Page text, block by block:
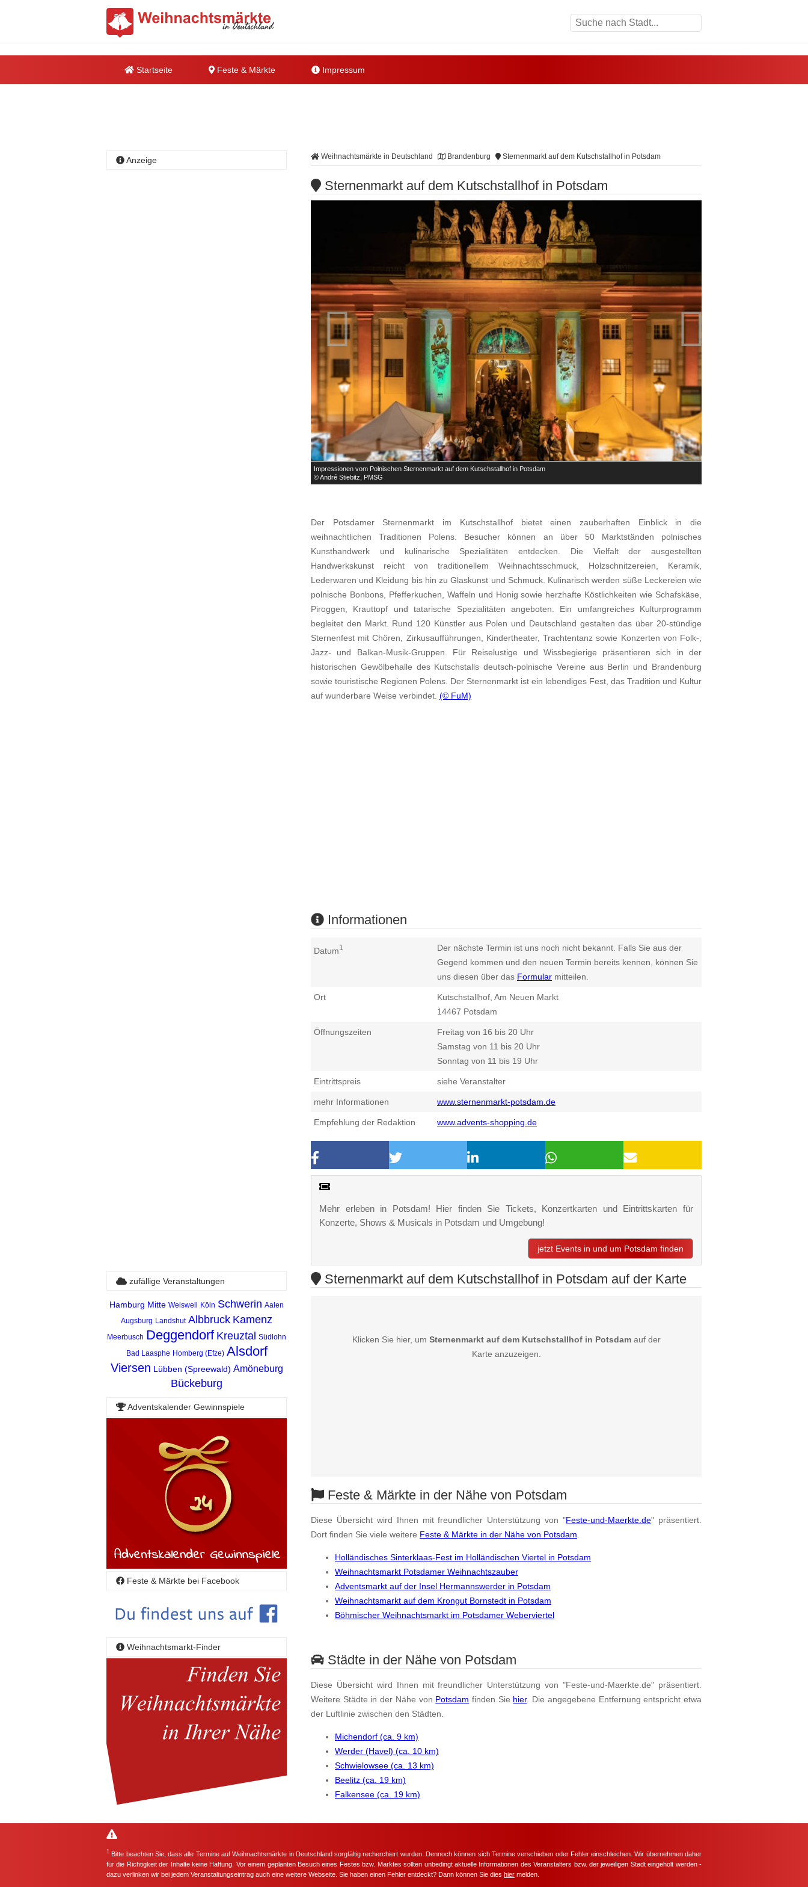
Startseite Feste & Märkte Impressum
Weihnachtsmärkte in Deutschland Brandenburg Sternenmarkt auf dem Kutschstallhof in Potsdam
Sternenmarkt auf dem Kutschstallhof in Potsdam
Impressionen vom Polnischen Sternenmarkt auf dem Kutschstallhof in Potsdam
© André Stiebitz, PMSG
 
Der Potsdamer Sternenmarkt im Kutschstallhof bietet einen zauberhaften Einblick in die
weihnachtlichen Traditionen Polens. Besucher können an über 50 Marktständen polnisches
Kunsthandwerk und kulinarische Spezialitäten entdecken. Die Vielfalt der ausgestellten
Handwerkskunst reicht von traditionellem Weihnachtsschmuck, Holzschnitzereien, Keramik,
Lederwaren und Kleidung bis hin zu Glaskunst und Schmuck. Kulinarisch werden süße Leckereien wie
polnische Bonbons, Pfefferkuchen, Waffeln und Honig sowie herzhafte Köstlichkeiten wie Schafskäse,
Piroggen, Krauttopf und tatarische Spezialitäten angeboten. Ein umfangreiches Kulturprogramm
begleitet den Markt. Rund 120 Künstler aus Polen und Deutschland gestalten das über 20-stündige
Sternenfest mit Chören, Zirkusaufführungen, Kindertheater, Trachtentanz sowie Konzerten von Folk-,
Jazz- und Balkan-Musik-Gruppen. Für Reiselustige und Wissbegierige präsentieren sich in der
historischen Gewölbehalle des Kutschstalls deutsch-polnische Vereine aus Berlin und Brandenburg
sowie touristische Regionen Polens. Der Sternenmarkt ist ein lebendiges Fest, das Tradition und Kultur
auf wunderbare Weise verbindet. (© FuM)
Informationen
Datum1
Der nächste Termin ist uns noch nicht bekannt. Falls Sie aus der
Gegend kommen und den neuen Termin bereits kennen, können Sie
uns diesen über das Formular mitteilen.
Ort
Kutschstallhof, Am Neuen Markt
14467 Potsdam
Öffnungszeiten
Freitag von 16 bis 20 Uhr
Samstag von 11 bis 20 Uhr
Sonntag von 11 bis 19 Uhr
Eintrittspreis siehe Veranstalter
mehr Informationen www.sternenmarkt-potsdam.de
Empfehlung der Redaktion www.advents-shopping.de
Mehr erleben in Potsdam! Hier finden Sie Tickets, Konzertkarten und Eintrittskarten für
Konzerte, Shows & Musicals in Potsdam und Umgebung!
jetzt Events in und um Potsdam finden
Anzeige
Sternenmarkt auf dem Kutschstallhof in Potsdam auf der Karte
Klicken Sie hier, um Sternenmarkt auf dem Kutschstallhof in Potsdamauf der
Karte anzuzeigen.
Feste & Märkte in der Nähe von Potsdam
Diese Übersicht wird Ihnen mit freundlicher Unterstützung von "Feste-und-Maerkte.de" präsentiert.
Dort finden Sie viele weitere Feste & Märkte in der Nähe von Potsdam
Holländisches Sinterklaas-Fest im Holländischen Viertel in Potsdam
Weihnachtsmarkt Potsdamer Weihnachtszauber
Adventsmarkt auf der Insel Hermannswerder in Potsdam
Weihnachtsmarkt auf dem Krongut Bornstedt in Potsdam
Böhmischer Weihnachtsmarkt im Potsdamer Weberviertel
Städte in der Nähe von Potsdam
Diese Übersicht wird Ihnen mit freundlicher Unterstützung von "Feste-und-Maerkte.de" präsentiert.
Weitere Städte in der Nähe von Potsdam finden Sie hier. Die angegebene Entfernung entspricht etwa
der Luftlinie zwischen den Städten.
Michendorf (ca. 9 km)
Werder (Havel) (ca. 10 km)
Schwielowsee (ca. 13 km)
Beelitz (ca. 19 km)
Falkensee (ca. 19 km)
zufällige Veranstaltungen
Hamburg Mitte Weisweil Köln Schwerin Aalen
Augsburg Landshut Albbruck Kamenz
Meerbusch Deggendorf Kreuztal Südlohn
Bad Laasphe Homberg (Efze) Alsdorf
Viersen Lübben (Spreewald) Amöneburg
Bückeburg
Adventskalender Gewinnspiele
Feste & Märkte bei Facebook
Weihnachtsmarkt-Finder
1 Bitte beachten Sie, dass alle Termine auf Weihnachtsmärkte in Deutschland sorgfältig recherchiert wurden. Dennoch können sich Termine verschieben oder Fehler einschleichen. Wir übernehmen daher
für die Richtigkeit der Inhalte keine Haftung. Vor einem geplanten Besuch eines Festes bzw. Marktes sollten unbedingt aktuelle Informationen des Veranstalters bzw. der jeweiligen Stadt eingeholt werden -
dazu verlinken wir bei jedem Veranstaltungseintrag auch eine weitere Webseite. Sie haben einen Fehler entdeckt? Dann können Sie dies hier melden.